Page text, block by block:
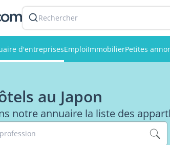
Rechercher
d'entreprisesEmploiImmobilierPetites
au Japon
notre annuaire la liste des